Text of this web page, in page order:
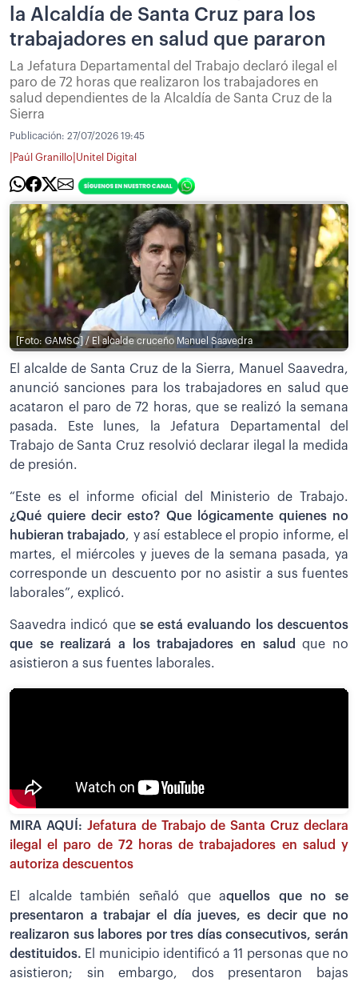
la Alcaldía de Santa Cruz para los
trabajadores en salud que pararon
La Jefatura Departamental del Trabajo declaró ilegal el
paro de 72 horas que realizaron los trabajadores en
salud dependientes de la Alcaldía de Santa Cruz de la
Sierra
Publicación: 27/07/2026 19:45
Paúl Granillo Unitel Digital
[Foto: GAMSC] / El alcalde cruceño Manuel Saavedra
El alcalde de Santa Cruz de la Sierra, Manuel Saavedra,
anunció sanciones para los trabajadores en salud que
acataron el paro de 72 horas, que se realizó la semana
pasada. Este lunes, la Jefatura Departamental del
Trabajo de Santa Cruz resolvió declarar ilegal la medida
de presión.
“Este es el informe oficial del Ministerio de Trabajo.
¿Qué quiere decir esto? Que lógicamente quienes no
hubieran trabajado, y así establece el propio informe, el
martes, el miércoles y jueves de la semana pasada, ya
corresponde un descuento por no asistir a sus fuentes
laborales”, explicó.
Saavedra indicó que se está evaluando los descuentos
que se realizará a los trabajadores en saludque no
asistieron a sus fuentes laborales.
MIRA AQUÍ: Jefatura de Trabajo de Santa Cruz declara
ilegal el paro de 72 horas de trabajadores en salud y
autoriza descuentos
El alcalde también señaló que aquellos que no se
presentaron a trabajar el día jueves, es decir que no
realizaron sus labores por tres días consecutivos, serán
destituidos. El municipio identificó a 11 personas que no
asistieron; sin embargo, dos presentaron bajas